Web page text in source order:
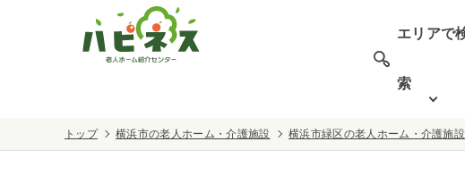
エリアで
索
トップ 横浜市の老人ホーム・介護施設 横浜市緑区の老人ホーム・介護施設